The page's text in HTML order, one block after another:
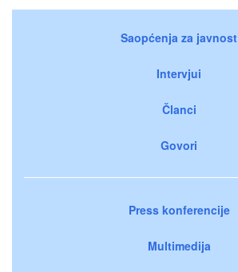
Saopćenja za javnost
Intervjui
Članci
Govori
Press konferencije
Multimedija